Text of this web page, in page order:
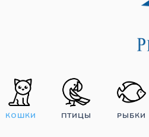
КОШКИ ПТИЦЫ РЫБКИ